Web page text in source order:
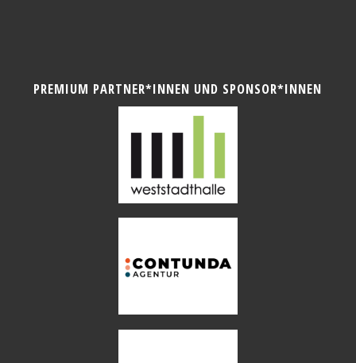
PREMIUM PARTNER*INNEN UND SPONSOR*INNEN